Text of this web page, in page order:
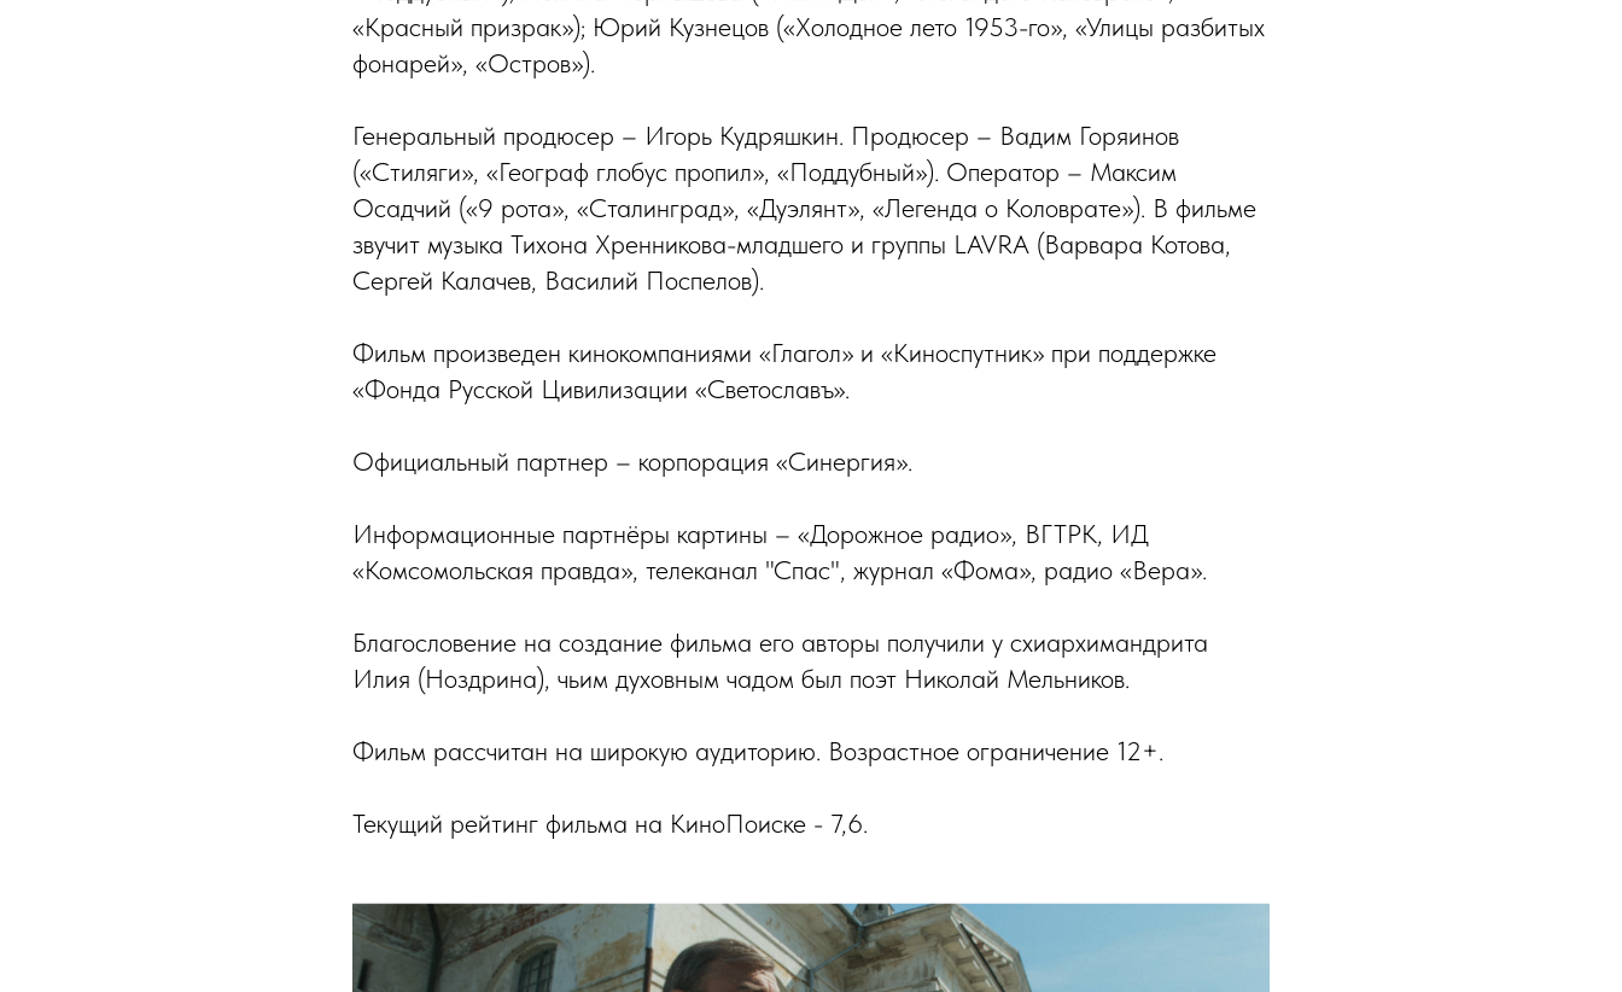
«Красный призрак»); Юрий Кузнецов («Холодное лето 1953-го», «Улицы разбитых
фонарей», «Остров»).
Генеральный продюсер – Игорь Кудряшкин. Продюсер – Вадим Горяинов
(«Стиляги», «Географ глобус пропил», «Поддубный»). Оператор – Максим
Осадчий («9 рота», «Сталинград», «Дуэлянт», «Легенда о Коловрате»). В фильме
звучит музыка Тихона Хренникова-младшего и группы LAVRA (Варвара Котова,
Сергей Калачев, Василий Поспелов).
Фильм произведен кинокомпаниями «Глагол» и «Киноспутник» при поддержке
«Фонда Русской Цивилизации «Светославъ».
Официальный партнер – корпорация «Синергия».
Информационные партнёры картины – «Дорожное радио», ВГТРК, ИД
«Комсомольская правда», телеканал "Спас", журнал «Фома», радио «Вера».
Благословение на создание фильма его авторы получили у схиархимандрита
Илия (Ноздрина), чьим духовным чадом был поэт Николай Мельников.
Фильм рассчитан на широкую аудиторию. Возрастное ограничение 12+.
Текущий рейтинг фильма на КиноПоиске - 7,6.